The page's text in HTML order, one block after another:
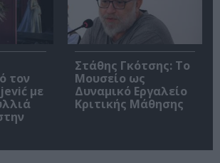
τον
με
Στάθης Γκότσης: Το
Μουσείο ως
Δυναμικό Εργαλείο
Κριτικής Μάθησης